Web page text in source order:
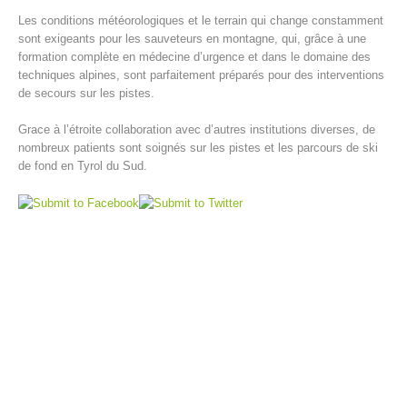
Les conditions météorologiques et le terrain qui change constamment
sont exigeants pour les sauveteurs en montagne, qui, grâce à une
formation complète en médecine d’urgence et dans le domaine des
techniques alpines, sont parfaitement préparés pour des interventions
de secours sur les pistes.
Grace à l’étroite collaboration avec d’autres institutions diverses, de
nombreux patients sont soignés sur les pistes et les parcours de ski
de fond en Tyrol du Sud.